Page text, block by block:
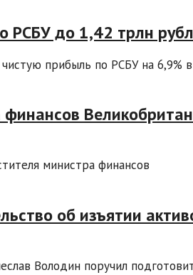
РСБУ до 1,42 трлн
прибыль по РСБУ на 6,9% в
финансов
министра финансов
об изъятии
Володин поручил